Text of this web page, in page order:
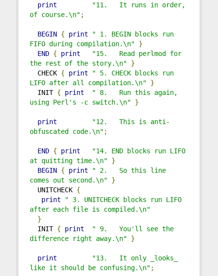
print
"11.   It runs in order,
of course.\n" ;
BEGIN { print
" 1. BEGIN blocks run
FIFO during compilation.\n"
}
END { print
"15.   Read perlmod for
the rest of the story.\n"
}
CHECK { print
" 5. CHECK blocks run
LIFO after all compilation.\n"
}
INIT { print
" 8.   Run this again,
using Perl's -c switch.\n"
}
print
"12.   This is anti-
obfuscated code.\n" ;
END { print
"14. END blocks run LIFO
at quitting time.\n"
}
BEGIN { print
" 2.   So this line
comes out second.\n"
}
UNITCHECK {
print
" 3. UNITCHECK blocks run LIFO
after each file is compiled.\n"
}
INIT { print
" 9.   You'll see the
difference right away.\n"
}
print
"13.   It only _looks_
like it should be confusing.\n" ;